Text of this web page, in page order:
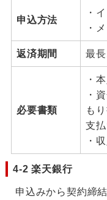
申込方法
・
・
返済期間 最
必要書類
・
・
も
支
・
4-2 楽天銀行
申込みから契約締